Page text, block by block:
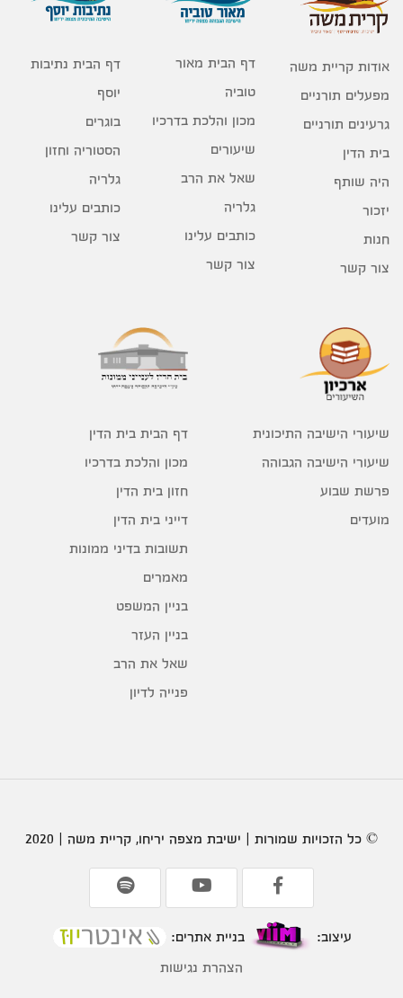
אודות קריית משה
מפעלים תורניים
גרעינים תורניים
בית הדין
היה שותף
יזכור
חנות
צור קשר
דף הבית מאור
טוביה
מכון והלכת בדרכיו
שיעורים
שאל את הרב
גלריה
כותבים עלינו
צור קשר
דף הבית נתיבות
יוסף
בוגרים
הסטוריה וחזון
גלריה
כותבים עלינו
צור קשר
שיעורי הישיבה התיכונית
שיעורי הישיבה הגבוהה
פרשת שבוע
מועדים
דף הבית בית הדין
מכון והלכת בדרכיו
חזון בית הדין
דייני בית הדין
תשובות בדיני ממונות
מאמרים
בניין המשפט
בניין העזר
שאל את הרב
פנייה לדיון
© כל הזכויות שמורות | ישיבת מצפה יריחו, קריית משה | 2020
עיצוב:
בניית אתרים:
הצהרת נגישות